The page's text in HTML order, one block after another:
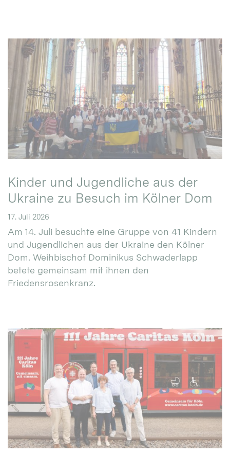
Kinder und Jugendliche aus der
Ukraine zu Besuch im Kölner Dom
17. Juli 2026
Am 14. Juli besuchte eine Gruppe von 41 Kindern
und Jugendlichen aus der Ukraine den Kölner
Dom. Weihbischof Dominikus Schwaderlapp
betete gemeinsam mit ihnen den
Friedensrosenkranz.